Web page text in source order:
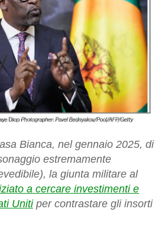
Bianca, nel gennaio 2025, di
estremamente
la giunta militare al
a cercare investimenti e
Unitiper contrastare gli insorti